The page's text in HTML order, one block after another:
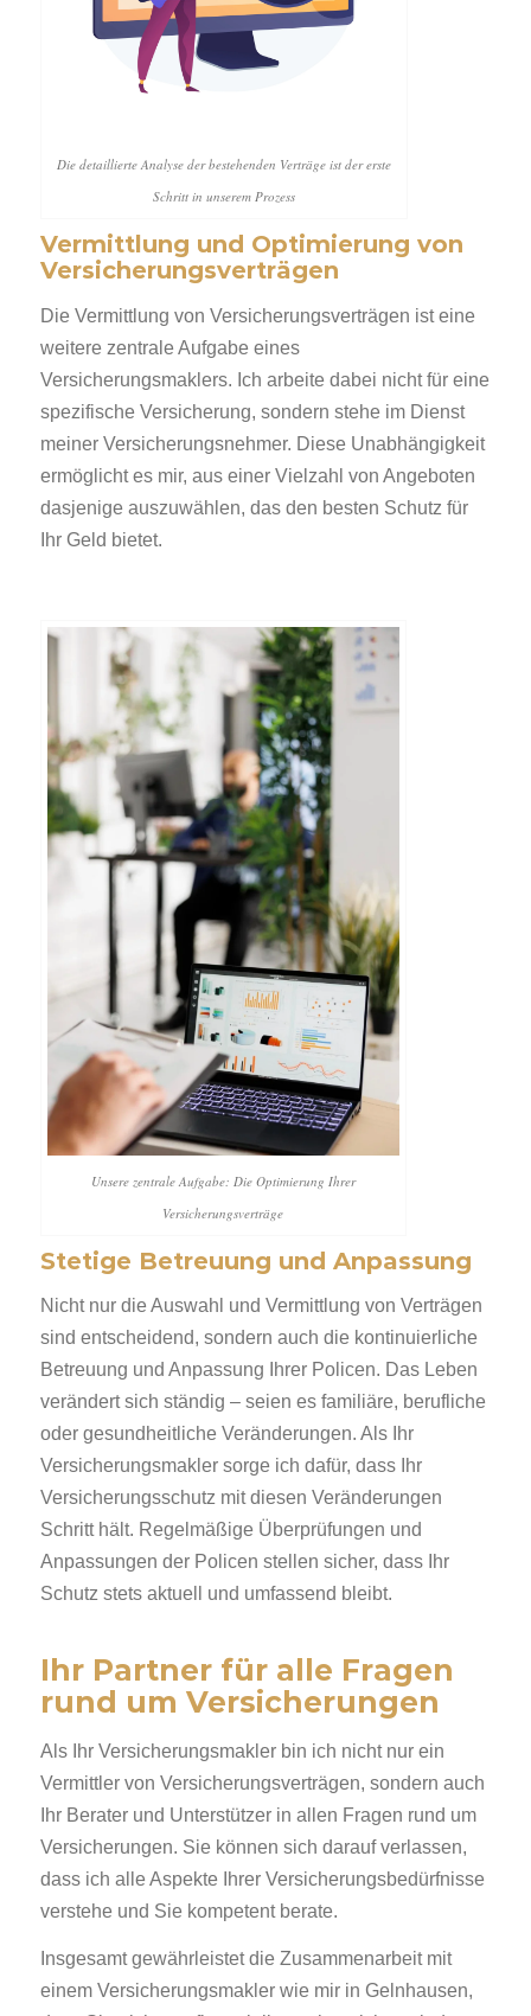
Die detaillierte Analyse der bestehenden Verträge ist der erste
Schritt in unserem Prozess
Vermittlung und Optimierung von
Versicherungsverträgen
Die Vermittlung von Versicherungsverträgen ist eine
weitere zentrale Aufgabe eines
Versicherungsmaklers. Ich arbeite dabei nicht für eine
spezifische Versicherung, sondern stehe im Dienst
meiner Versicherungsnehmer. Diese Unabhängigkeit
ermöglicht es mir, aus einer Vielzahl von Angeboten
dasjenige auszuwählen, das den besten Schutz für
Ihr Geld bietet.
Unsere zentrale Aufgabe: Die Optimierung Ihrer
Versicherungsverträge
Stetige Betreuung und Anpassung
Nicht nur die Auswahl und Vermittlung von Verträgen
sind entscheidend, sondern auch die kontinuierliche
Betreuung und Anpassung Ihrer Policen. Das Leben
verändert sich ständig – seien es familiäre, berufliche
oder gesundheitliche Veränderungen. Als Ihr
Versicherungsmakler sorge ich dafür, dass Ihr
Versicherungsschutz mit diesen Veränderungen
Schritt hält. Regelmäßige Überprüfungen und
Anpassungen der Policen stellen sicher, dass Ihr
Schutz stets aktuell und umfassend bleibt.
Ihr Partner für alle Fragen
rund um Versicherungen
Als Ihr Versicherungsmakler bin ich nicht nur ein
Vermittler von Versicherungsverträgen, sondern auch
Ihr Berater und Unterstützer in allen Fragen rund um
Versicherungen. Sie können sich darauf verlassen,
dass ich alle Aspekte Ihrer Versicherungsbedürfnisse
verstehe und Sie kompetent berate.
Insgesamt gewährleistet die Zusammenarbeit mit
einem Versicherungsmakler wie mir in Gelnhausen,